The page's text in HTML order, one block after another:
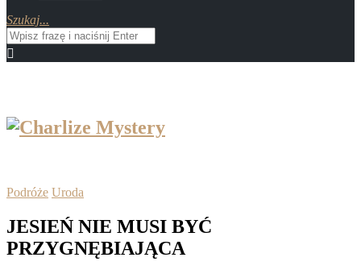
Szukaj...
Podróże Uroda
JESIEŃ NIE MUSI BYĆ
PRZYGNĘBIAJĄCA